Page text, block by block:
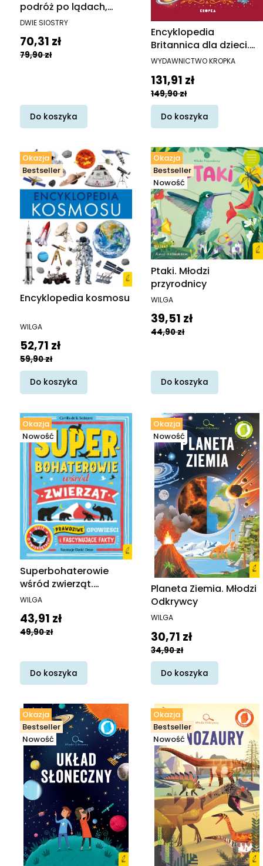
podróż po lądach,
morzach i kulturach
podręczny format
PRODUCENT
DWIE SIOSTRY
Cena promocyjna
70,31 zł
79,90 zł
Do koszyka
Encyklopedia
Britannica dla dzieci.
Nowe wydanie
PRODUCENT
WYDAWNICTWO KROPKA
Cena promocyjna
131,91 zł
149,90 zł
Do koszyka
Okazja
Bestseller
Encyklopedia kosmosu
PRODUCENT
WILGA
Cena promocyjna
52,71 zł
59,90 zł
Do koszyka
Okazja
Bestseller
Nowość
Ptaki. Młodzi
przyrodnicy
PRODUCENT
WILGA
Cena promocyjna
39,51 zł
44,90 zł
Do koszyka
Okazja
Nowość
Superbohaterowie
wśród zwierząt.
Prawdziwe opowieści i
PRODUCENT
WILGA
Cena promocyjna
43,91 zł
49,90 zł
Do koszyka
Okazja
Nowość
Planeta Ziemia. Młodzi
Odkrywcy
PRODUCENT
WILGA
Cena promocyjna
30,71 zł
34,90 zł
Do koszyka
Okazja
Bestseller
Nowość
Okazja
Bestseller
Nowość